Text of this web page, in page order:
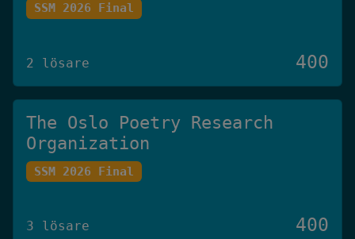
SSM 2026 Final
2 lösare 400
The Oslo Poetry Research
Organization
SSM 2026 Final
3 lösare 400